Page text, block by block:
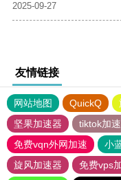
2025-09-27
友情链接
网站地图 QuickQ
坚果加速器
tiktok加
免费vqn外网加速
小
旋风加速器
免费vps